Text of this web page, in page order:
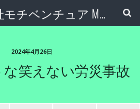
株式会社モチベンチュア Motiventure Inc.
2024年4月26日
笑えない労災事故